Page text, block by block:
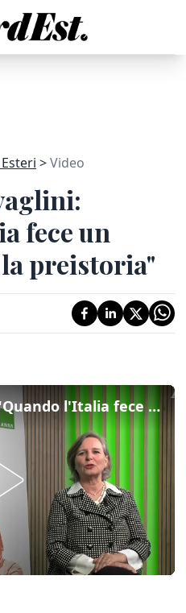
Video
fece un
preistoria"
Di Nicola Travaglini: "Quando l'Italia fece un balzo e lascio' la preistoria"